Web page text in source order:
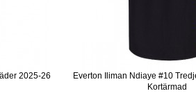
2025-26
Everton Iliman Ndiaye #10
Kortärmad